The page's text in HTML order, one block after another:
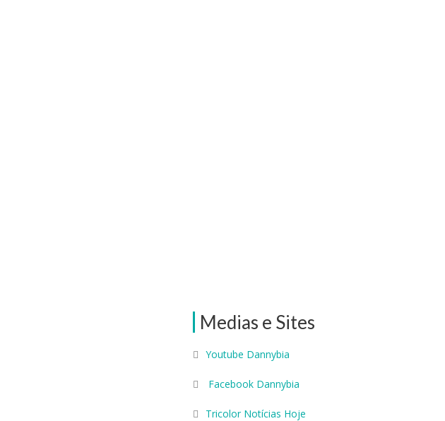
Medias e Sites
Youtube Dannybia
Facebook Dannybia
Tricolor Notícias Hoje